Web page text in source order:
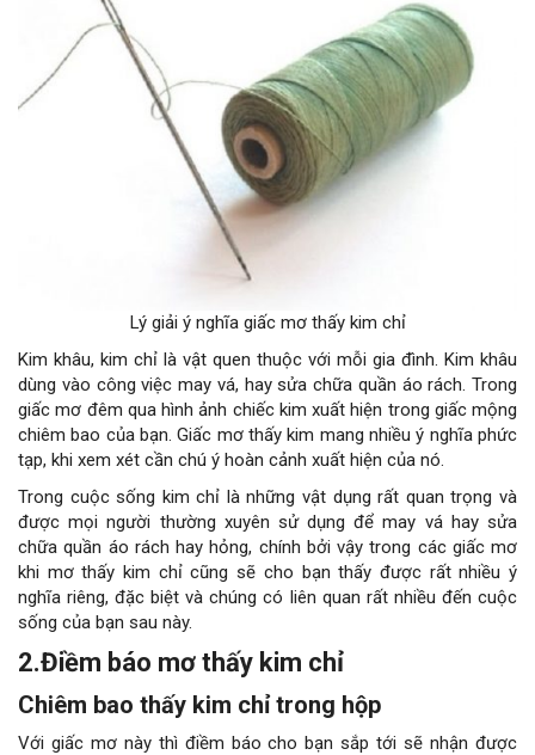
Lý giải ý nghĩa giấc mơ thấy kim chỉ
Kim khâu, kim chỉ là vật quen thuộc với mỗi gia đình. Kim khâu
dùng vào công việc may vá, hay sửa chữa quần áo rách. Trong
giấc mơ đêm qua hình ảnh chiếc kim xuất hiện trong giấc mộng
chiêm bao của bạn. Giấc mơ thấy kim mang nhiều ý nghĩa phức
tạp, khi xem xét cần chú ý hoàn cảnh xuất hiện của nó.
Trong cuộc sống kim chỉ là những vật dụng rất quan trọng và
được mọi người thường xuyên sử dụng để may vá hay sửa
chữa quần áo rách hay hỏng, chính bởi vậy trong các giấc mơ
khi mơ thấy kim chỉ cũng sẽ cho bạn thấy được rất nhiều ý
nghĩa riêng, đặc biệt và chúng có liên quan rất nhiều đến cuộc
sống của bạn sau này.
2.Điềm báo mơ thấy kim chỉ
Chiêm bao thấy kim chỉ trong hộp
Với giấc mơ này thì điềm báo cho bạn sắp tới sẽ nhận được